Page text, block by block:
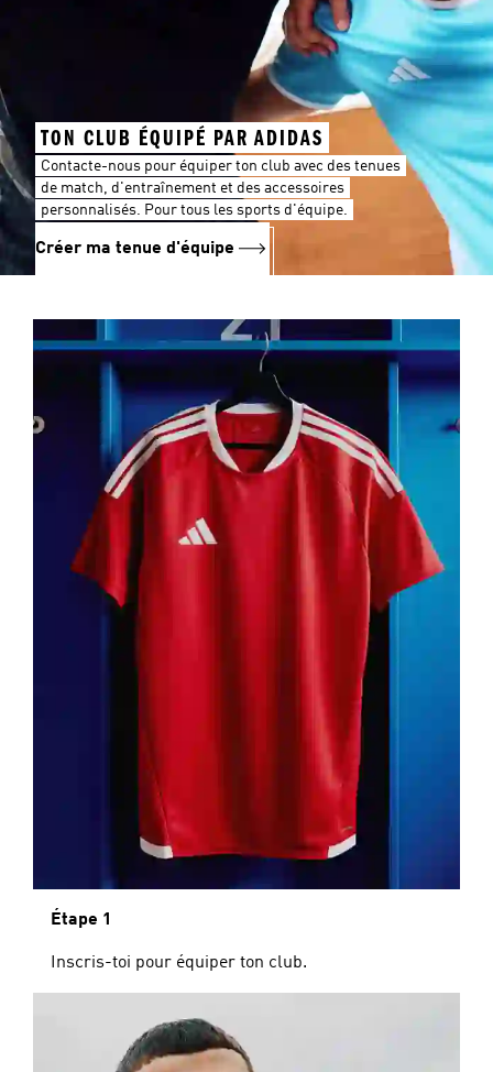
TON CLUB ÉQUIPÉ PAR ADIDAS
Contacte-nous pour équiper ton club avec des tenues
de match, d'entraînement et des accessoires
personnalisés. Pour tous les sports d'équipe.
Créer ma tenue d'équipe
Étape 1
Inscris-toi pour équiper ton club.